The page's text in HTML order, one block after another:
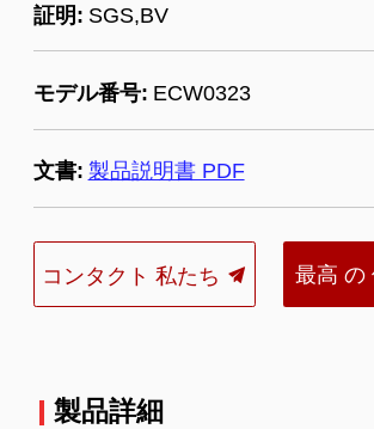
証明: SGS,BV
モデル番号: ECW0323
文書: 製品説明書 PDF
コンタクト 私たち 最高 の
製品詳細